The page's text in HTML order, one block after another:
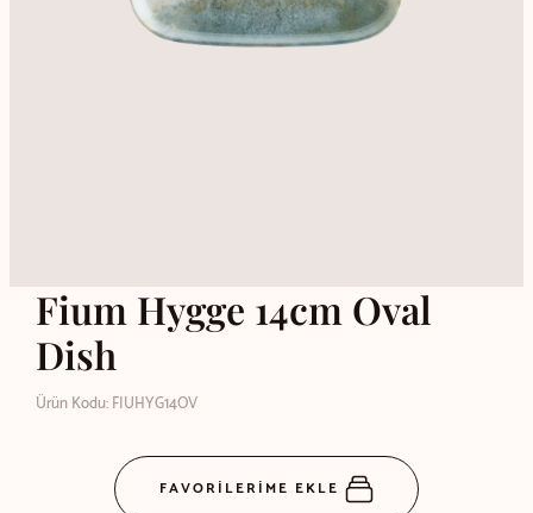
Fium Hygge 14cm Oval
Dish
Ürün Kodu: FIUHYG14OV
FAVORİLERİME EKLE